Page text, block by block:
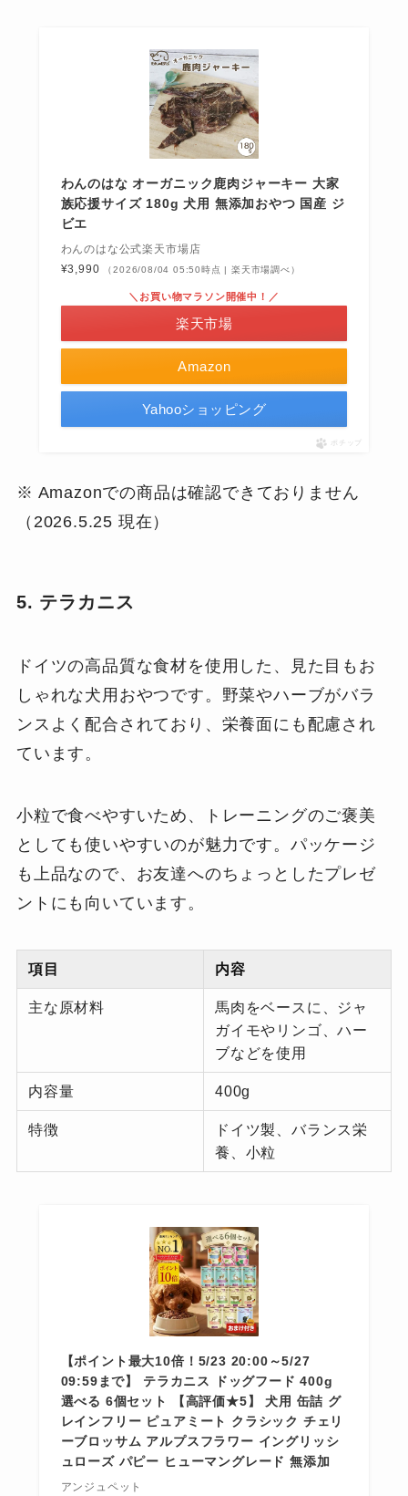
わんのはな オーガニック鹿肉ジャーキー 大家
族応援サイズ 180g 犬用 無添加おやつ 国産 ジ
ビエ
わんのはな公式楽天市場店
¥3,990
（2026/08/04 05:50時点 | 楽天市場調べ）
Amazon
＼お買い物マラソン開催中！／
楽天市場
Yahooショッピング
ポチップ
※ Amazonでの商品は確認できておりません
（2026.5.25 現在）
5. テラカニス
ドイツの高品質な食材を使用した、見た目もお
しゃれな犬用おやつです。野菜やハーブがバラ
ンスよく配合されており、栄養面にも配慮され
ています。
小粒で食べやすいため、トレーニングのご褒美
としても使いやすいのが魅力です。パッケージ
も上品なので、お友達へのちょっとしたプレゼ
ントにも向いています。
項目 内容
主な原材料
馬肉をベースに、ジャ
ガイモやリンゴ、ハー
ブなどを使用
内容量 400g
特徴
ドイツ製、バランス栄
養、小粒
【ポイント最大10倍！5/23 20:00～5/27
09:59まで】 テラカニス ドッグフード 400g
選べる 6個セット 【高評価★5】 犬用 缶詰 グ
レインフリー ピュアミート クラシック チェリ
ーブロッサム アルプスフラワー イングリッシ
ュローズ パピー ヒューマングレード 無添加
アンジュペット